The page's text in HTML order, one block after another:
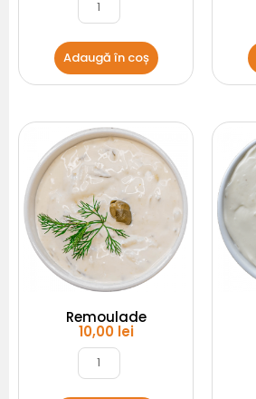
Adaugă în coș
Remoulade
10,00 lei
Cantitate
Remoulade